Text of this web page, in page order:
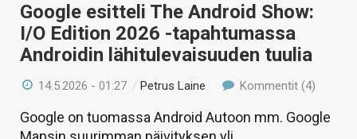
HAKU
Google esitteli The Android Show:
I/O Edition 2026 -tapahtumassa
Androidin lähitulevaisuuden tuulia
14.5.2026 - 01:27 /Petrus Laine Kommentit (4)
Google on tuomassa Android Autoon mm. Google